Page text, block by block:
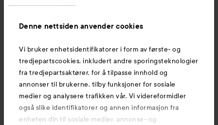
Denne nettsiden anvender cookies
Vi bruker enhetsidentifikatorer i form av første- og
tredjepartscookies, inkludert andre sporingsteknologier
fra tredjepartsaktører, for å tilpasse innhold og
annonser til brukerne, tilby funksjoner for sosiale
medier og analysere trafikken vår. Vi videreformidler
også slike identifikatorer og annen informasjon fra
enheten din til sosiale medier, annonse- og
Også av interesse